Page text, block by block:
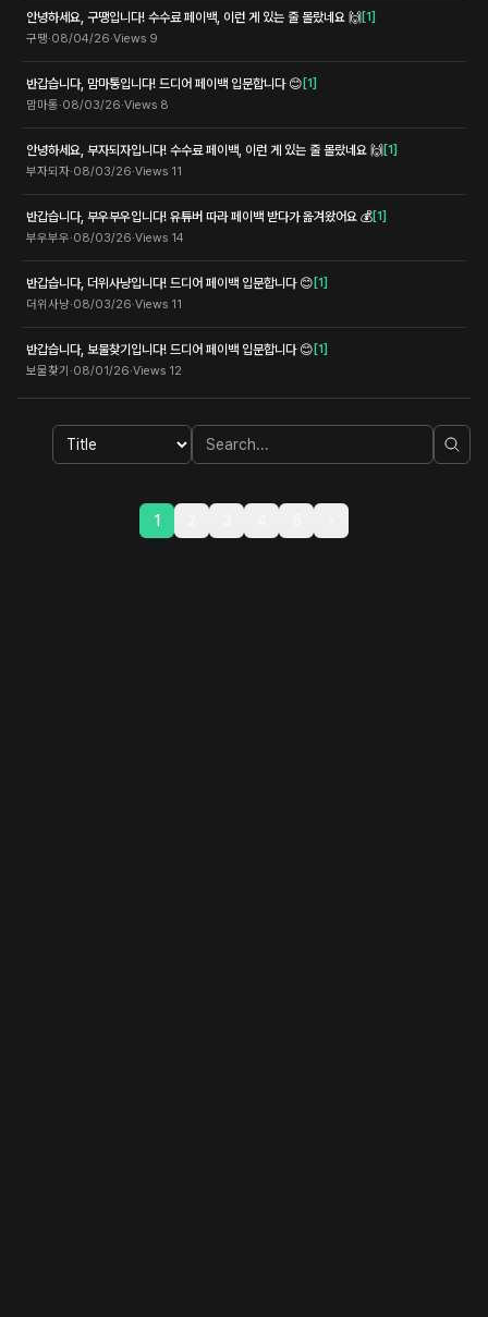
안녕하세요, 구땡입니다! 수수료 페이백, 이런 게 있는 줄 몰랐네요 🙌 [1]
구땡·08/04/26·Views 9
반갑습니다, 맘마통입니다! 드디어 페이백 입문합니다 😊 [1]
맘마통·08/03/26·Views 8
안녕하세요, 부자되자입니다! 수수료 페이백, 이런 게 있는 줄 몰랐네요 🙌 [1]
부자되자·08/03/26·Views 11
반갑습니다, 부우부우입니다! 유튜버 따라 페이백 받다가 옮겨왔어요 💰[1]
부우부우·08/03/26·Views 14
반갑습니다, 더위사냥입니다! 드디어 페이백 입문합니다 😊 [1]
더위사냥·08/03/26·Views 11
반갑습니다, 보물찾기입니다! 드디어 페이백 입문합니다 😊 [1]
보물찾기 ·08/01/26·Views 12
1